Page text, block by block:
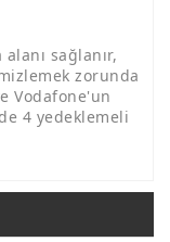
sağlanır,
zorunda
Vodafone'un
4 yedeklemeli